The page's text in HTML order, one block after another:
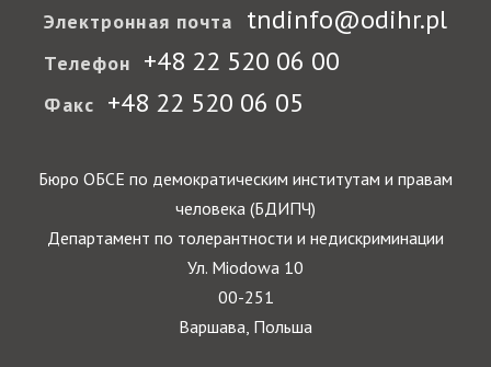
Электронная почта tndinfo@odihr.pl
Телефон +48 22 520 06 00
Факс +48 22 520 06 05
Бюро ОБСЕ по демократическим институтам и правам
человека (БДИПЧ)
Департамент по толерантности и недискриминации
Ул. Miodowa 10
00-251
Варшава, Польша